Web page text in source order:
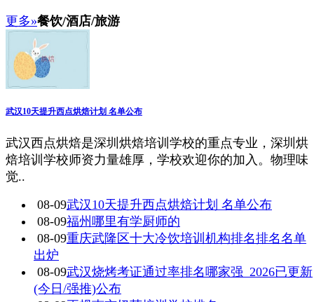
更多»餐饮/酒店/旅游
武汉10天提升西点烘焙计划 名单公布
武汉西点烘焙是深圳烘焙培训学校的重点专业，深圳烘
焙培训学校师资力量雄厚，学校欢迎你的加入。物理味
觉..
08-09武汉10天提升西点烘焙计划 名单公布
08-09福州哪里有学厨师的
08-09重庆武隆区十大冷饮培训机构排名排名名单
出炉
08-09武汉烧烤考证通过率排名哪家强_2026已更新
(今日/强推)公布